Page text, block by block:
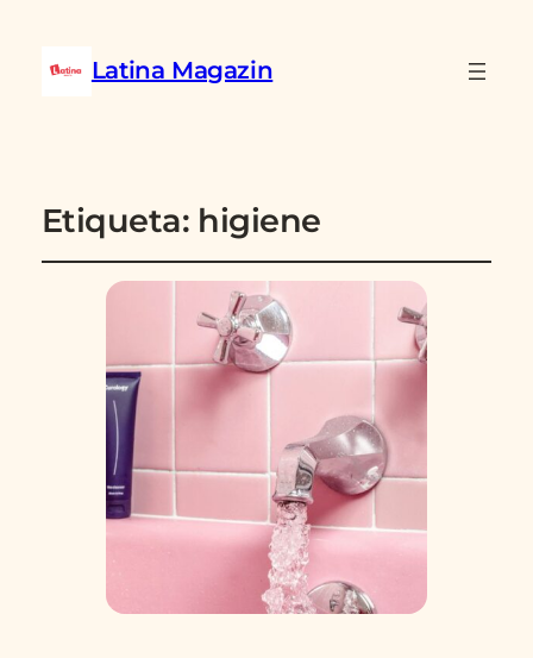
Latina Magazin
Etiqueta: higiene